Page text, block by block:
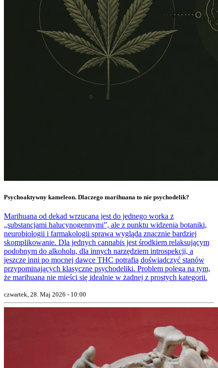
Psychoaktywny kameleon. Dlaczego marihuana to nie psychodelik?
Marihuana od dekad wrzucana jest do jednego worka z
„substancjami halucynogennymi”, ale z punktu widzenia botaniki,
neurobiologii i farmakologii sprawa wygląda znacznie bardziej
skomplikowanie. Dla jednych cannabis jest środkiem relaksującym
podobnym do alkoholu, dla innych narzędziem introspekcji, a
jeszcze inni po mocnej dawce THC potrafią doświadczyć stanów
przypominających klasyczne psychodeliki. Problem polega na tym,
że marihuana nie mieści się idealnie w żadnej z prostych kategorii.
czwartek, 28. Maj 2026 - 10:00